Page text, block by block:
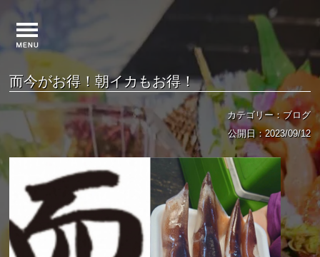
而今がお得！朝イカもお得！
カテゴリー：ブログ
公開日：2023/09/12